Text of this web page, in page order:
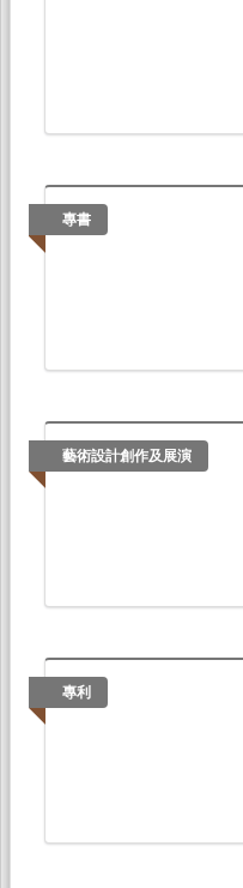
專書
藝術設計創作及展演
專利